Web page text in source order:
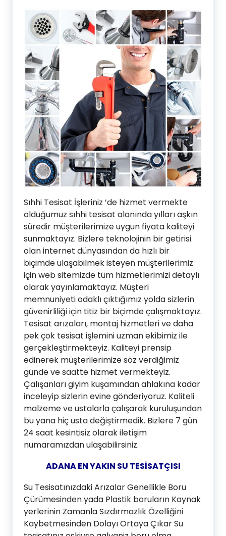
Sıhhi Tesisat İşleriniz ’de hizmet vermekte
olduğumuz sıhhi tesisat alanında yılları aşkın
süredir müşterilerimize uygun fiyata kaliteyi
sunmaktayız. Bizlere teknolojinin bir getirisi
olan internet dünyasından da hızlı bir
biçimde ulaşabilmek isteyen müşterilerimiz
için web sitemizde tüm hizmetlerimizi detaylı
olarak yayınlamaktayız. Müşteri
memnuniyeti odaklı çıktığımız yolda sizlerin
güvenirliliği için titiz bir biçimde çalışmaktayız.
Tesisat arızaları, montaj hizmetleri ve daha
pek çok tesisat işlemini uzman ekibimiz ile
gerçekleştirmekteyiz. Kaliteyi prensip
edinerek müşterilerimize söz verdiğimiz
günde ve saatte hizmet vermekteyiz.
Çalışanları giyim kuşamından ahlakına kadar
inceleyip sizlerin evine gönderiyoruz. Kaliteli
malzeme ve ustalarla çalışarak kuruluşundan
bu yana hiç usta değiştirmedik. Bizlere 7 gün
24 saat kesintisiz olarak iletişim
numaramızdan ulaşabilirsiniz.
ADANA EN YAKIN SU TESİSATÇISI
Su Tesisatınızdaki Arızalar Genellikle Boru
Çürümesinden yada Plastik boruların Kaynak
yerlerinin Zamanla Sızdırmazlık Özelliğini
Kaybetmesinden Dolayı Ortaya Çıkar Su